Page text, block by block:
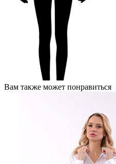
Вам также может понравиться